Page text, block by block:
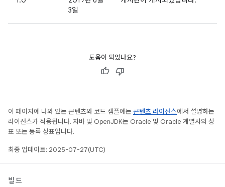
3일
도움이 되었나요?
이 페이지에 나와 있는 콘텐츠와 코드 샘플에는 콘텐츠 라이선스에서 설명하는
라이선스가 적용됩니다. 자바 및 OpenJDK는 Oracle 및 Oracle 계열사의 상
표 또는 등록 상표입니다.
최종 업데이트: 2025-07-27(UTC)
빌드